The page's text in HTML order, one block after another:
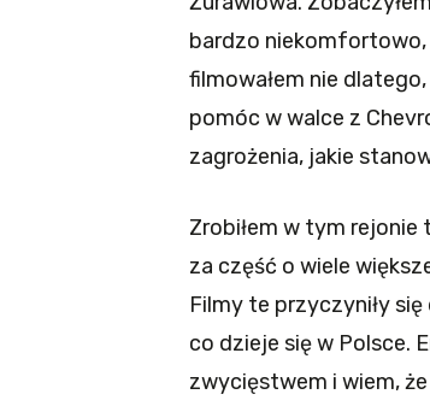
bardzo niekomfortowo,
filmowałem nie
pomóc w walce z
zagrożenia, jakie
Zrobiłem w tym rejonie
za część o wiele
Filmy te przyczyniły
co dzieje się w Polsce.
zwycięstwem i wiem,